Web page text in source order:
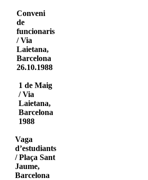
Conveni
de
funcionaris
/ Via
Laietana,
Barcelona
26.10.1988
1 de Maig
/ Via
Laietana,
Barcelona
1988
Vaga
d’estudiants
/ Plaça Sant
Jaume,
Barcelona